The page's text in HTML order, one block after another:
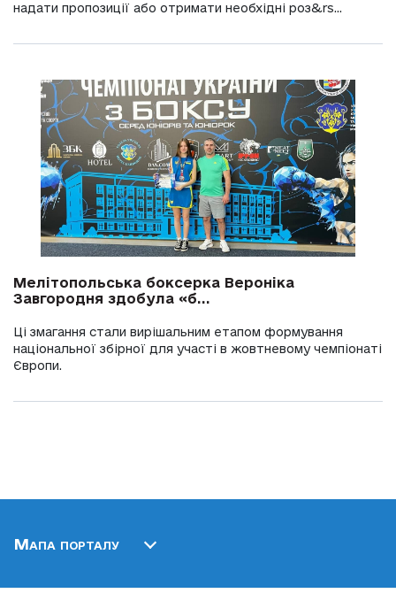
надати пропозиції або отримати необхідні роз&rs...
Мелітопольська боксерка Вероніка
Завгородня здобула «б...
Ці змагання стали вирішальним етапом формування
національної збірної для участі в жовтневому чемпіонаті
Європи.
Мапа порталу